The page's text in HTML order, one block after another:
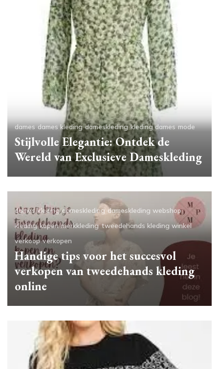
dames dames kleding dameskleding kleding dames mode
Stijlvolle Elegantie: Ontdek de
Wereld van Exclusieve Dameskleding
dames kleding dameskleding dameskleding webshop
kleding kopen merkkleding tweedehands kleding winkel
verkoop verkopen
Handige tips voor het succesvol
verkopen van tweedehands kleding
online